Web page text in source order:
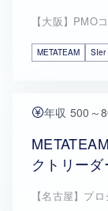
【大阪】PMO
METATEAM SIer
年収 500～
クトリーダ
【名古屋】プ